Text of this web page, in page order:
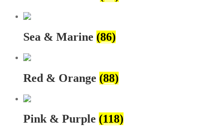
Sea & Marine (86)
Red & Orange (88)
Pink & Purple (118)